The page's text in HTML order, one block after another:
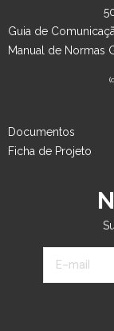
Guia de
Manual de Normas
Documentos
Ficha de Projeto